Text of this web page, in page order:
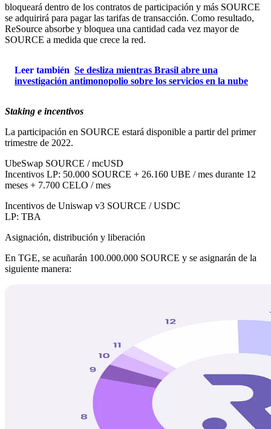
bloqueará dentro de los contratos de participación y más SOURCE
se adquirirá para pagar las tarifas de transacción. Como resultado,
ReSource absorbe y bloquea una cantidad cada vez mayor de
SOURCE a medida que crece la red.
Leer también Se desliza mientras Brasil abre una
investigación antimonopolio sobre los servicios en la nube
Staking e incentivos
La participación en SOURCE estará disponible a partir del primer
trimestre de 2022.
UbeSwap SOURCE / mcUSD
Incentivos LP: 50.000 SOURCE + 26.160 UBE / mes durante 12
meses + 7.700 CELO / mes
Incentivos de Uniswap v3 SOURCE / USDC
LP: TBA
Asignación, distribución y liberación
En TGE, se acuñarán 100.000.000 SOURCE y se asignarán de la
siguiente manera: